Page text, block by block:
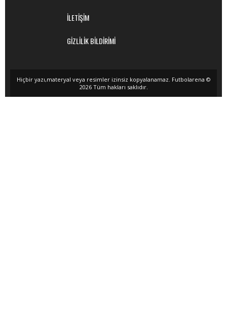
İLETİŞİM
GİZLİLİK BİLDİRİMİ
Hiçbir yazı,materyal veya resimler izinsiz kopyalanamaz. Futbolarena ©
2026 Tüm hakları saklıdır.